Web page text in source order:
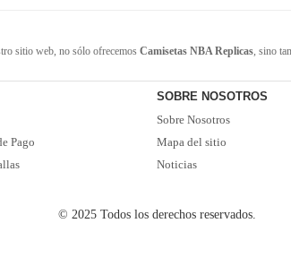
sitio web, no sólo ofrecemos Camisetas NBA Replicas, sino
comunicación! ¡Ofertas actualizadas y camisetas nuevas de
Pago
SOBRE NOSOTROS
Sobre Nosotros
Mapa del sitio
Noticias
© 2025 Todos los derechos reservados.